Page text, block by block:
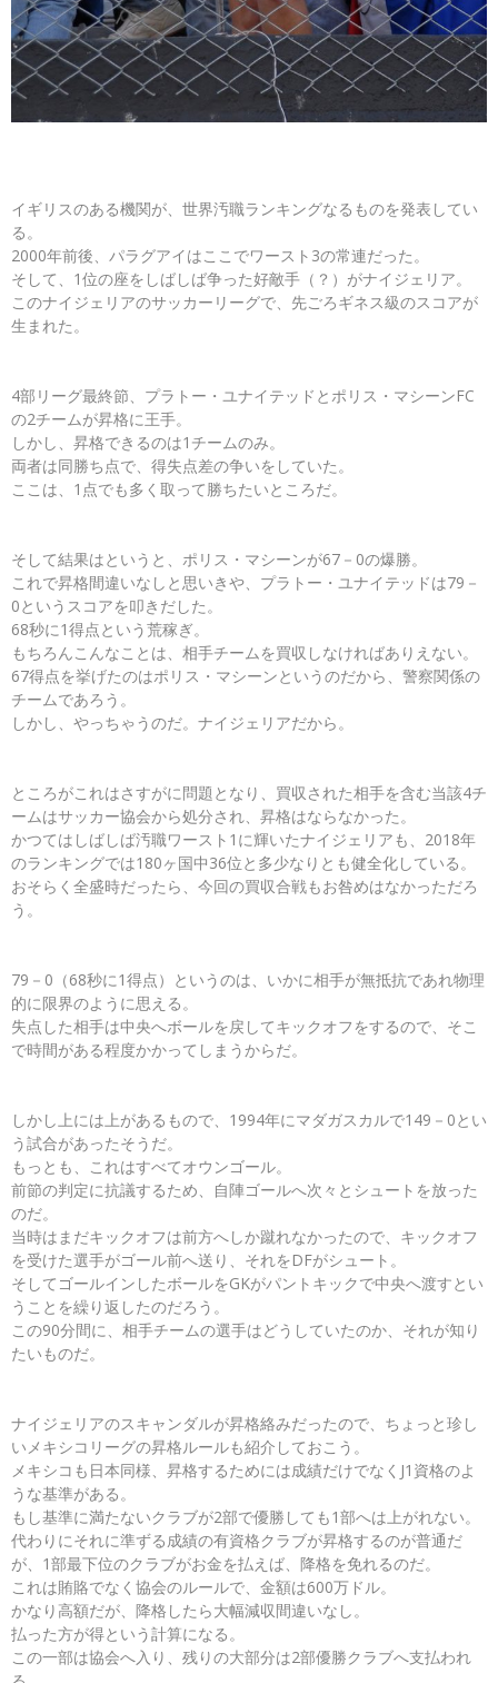
イギリスのある機関が、世界汚職ランキングなるものを発表してい
る。
2000年前後、パラグアイはここでワースト3の常連だった。
そして、1位の座をしばしば争った好敵手（？）がナイジェリア。
このナイジェリアのサッカーリーグで、先ごろギネス級のスコアが
生まれた。
4部リーグ最終節、プラトー・ユナイテッドとポリス・マシーンFC
の2チームが昇格に王手。
しかし、昇格できるのは1チームのみ。
両者は同勝ち点で、得失点差の争いをしていた。
ここは、1点でも多く取って勝ちたいところだ。
そして結果はというと、ポリス・マシーンが67－0の爆勝。
これで昇格間違いなしと思いきや、プラトー・ユナイテッドは79－
0というスコアを叩きだした。
68秒に1得点という荒稼ぎ。
もちろんこんなことは、相手チームを買収しなければありえない。
67得点を挙げたのはポリス・マシーンというのだから、警察関係の
チームであろう。
しかし、やっちゃうのだ。ナイジェリアだから。
ところがこれはさすがに問題となり、買収された相手を含む当該4チ
ームはサッカー協会から処分され、昇格はならなかった。
かつてはしばしば汚職ワースト1に輝いたナイジェリアも、2018年
のランキングでは180ヶ国中36位と多少なりとも健全化している。
おそらく全盛時だったら、今回の買収合戦もお咎めはなかっただろ
う。
79－0（68秒に1得点）というのは、いかに相手が無抵抗であれ物理
的に限界のように思える。
失点した相手は中央へボールを戻してキックオフをするので、そこ
で時間がある程度かかってしまうからだ。
しかし上には上があるもので、1994年にマダガスカルで149－0とい
う試合があったそうだ。
もっとも、これはすべてオウンゴール。
前節の判定に抗議するため、自陣ゴールへ次々とシュートを放った
のだ。
当時はまだキックオフは前方へしか蹴れなかったので、キックオフ
を受けた選手がゴール前へ送り、それをDFがシュート。
そしてゴールインしたボールをGKがパントキックで中央へ渡すとい
うことを繰り返したのだろう。
この90分間に、相手チームの選手はどうしていたのか、それが知り
たいものだ。
ナイジェリアのスキャンダルが昇格絡みだったので、ちょっと珍し
いメキシコリーグの昇格ルールも紹介しておこう。
メキシコも日本同様、昇格するためには成績だけでなくJ1資格のよ
うな基準がある。
もし基準に満たないクラブが2部で優勝しても1部へは上がれない。
代わりにそれに準ずる成績の有資格クラブが昇格するのが普通だ
が、1部最下位のクラブがお金を払えば、降格を免れるのだ。
これは賄賂でなく協会のルールで、金額は600万ドル。
かなり高額だが、降格したら大幅減収間違いなし。
払った方が得という計算になる。
この一部は協会へ入り、残りの大部分は2部優勝クラブへ支払われ